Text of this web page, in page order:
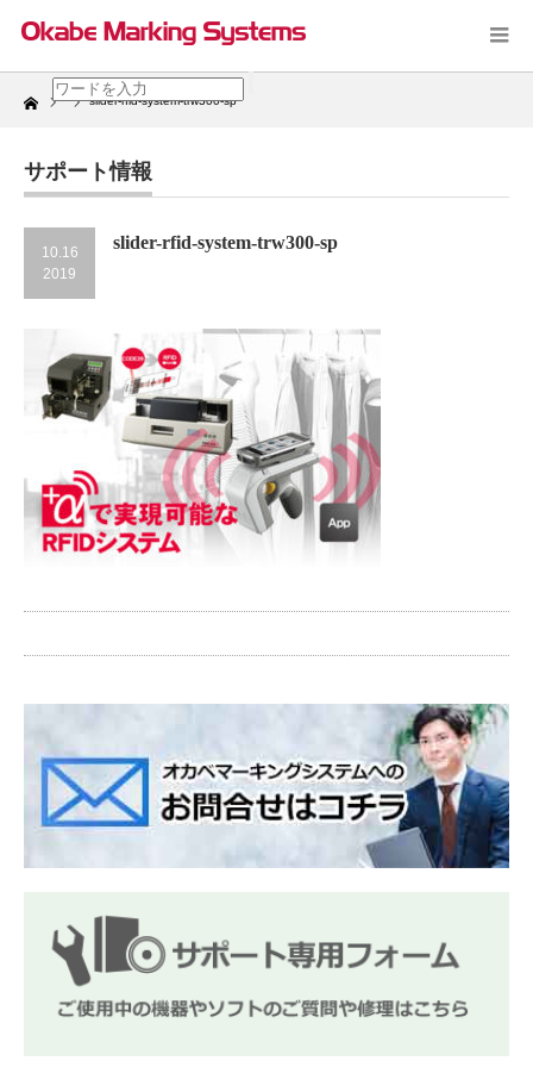
Home slider-rfid-system-trw300-sp
サポート情報
10.16
2019
slider-rfid-system-trw300-sp